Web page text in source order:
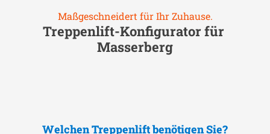
Maßgeschneidert für Ihr Zuhause.
Treppenlift-Konfigurator für
Masserberg
Welchen Treppenlift benötigen Sie?